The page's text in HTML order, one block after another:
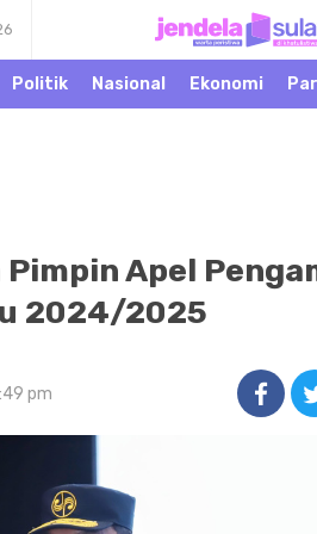
Jendela
Warta Peristiwa di
Khatulistiwa
Politik Nasional Ekonomi
Apel
2024/2025
pm